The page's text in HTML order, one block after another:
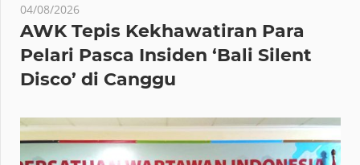
04/08/2026
AWK Tepis Kekhawatiran Para
Pelari Pasca Insiden ‘Bali Silent
Disco’ di Canggu